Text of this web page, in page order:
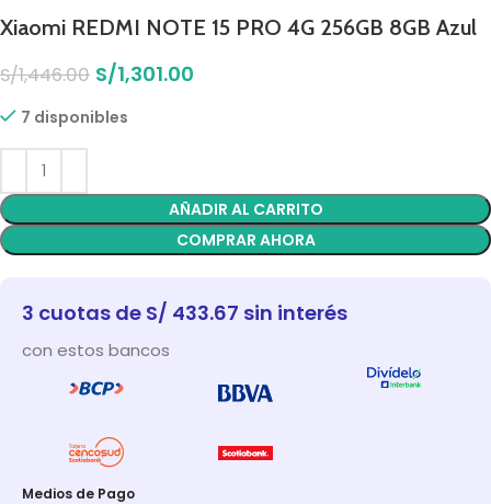
Xiaomi REDMI NOTE 15 PRO 4G 256GB 8GB Azul
S/1,446.00 S/1,301.00
7 disponibles
AÑADIR AL CARRITO
COMPRAR AHORA
3 cuotas de S/ 433.67 sin interés
con estos bancos
Medios de Pago